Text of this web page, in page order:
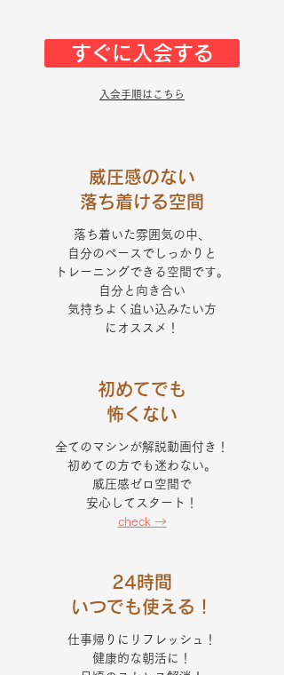
すぐに入会する
入会手順はこちら
威圧感のない
​落ち着ける空間
落ち着いた雰囲気の中、
自分のペースでしっかりと
トレーニングできる空間です。
​自分と向き合い
気持ちよく追い込みたい方
にオススメ！
初めてでも
​怖くない
全てのマシンが解説動画付き！
初めての方でも迷わ ない。
威圧感ゼロ空間で
安心してスタート！
check →
24時間
いつでも使える！
​仕事帰りにリフレッシュ！
健康的な朝活に！